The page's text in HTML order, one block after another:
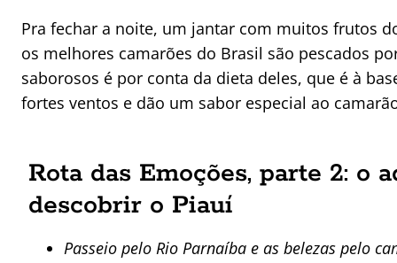
Pra fechar a noite, um jantar com muitos frutos
os melhores camarões do Brasil são pescados
saborosos é por conta da dieta deles, que é à
fortes ventos e dão um sabor especial ao
Rota das Emoções, parte 2: o
descobrir o Piauí
Passeio pelo Rio Parnaíba e as belezas pelo